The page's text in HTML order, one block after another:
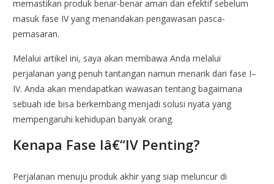
memastikan produk benar-benar aman dan efektif sebelum
masuk fase IV yang menandakan pengawasan pasca-
pemasaran.
Melalui artikel ini, saya akan membawa Anda melalui
perjalanan yang penuh tantangan namun menarik dari fase I–
IV. Anda akan mendapatkan wawasan tentang bagaimana
sebuah ide bisa berkembang menjadi solusi nyata yang
mempengaruhi kehidupan banyak orang.
Kenapa Fase Iâ€“IV Penting?
Perjalanan menuju produk akhir yang siap meluncur di